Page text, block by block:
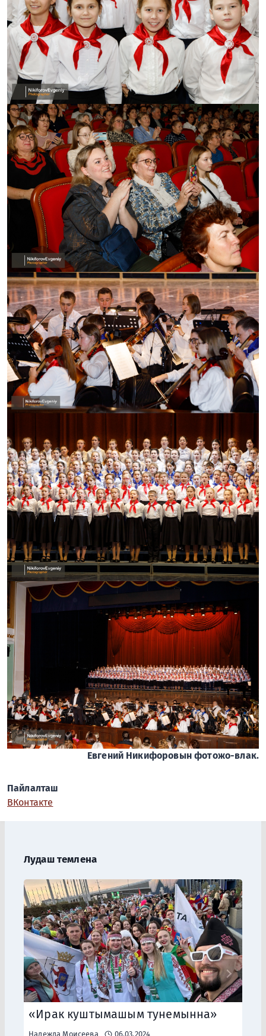
Евгений Никифоровын фотожо-влак.
Пайлалташ
ВКонтакте
Лудаш темлена
«Ирак куштымашым тунемынна»
Надежда Моисеева 06.03.2024